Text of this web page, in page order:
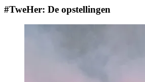
#TweHer: De opstellingen